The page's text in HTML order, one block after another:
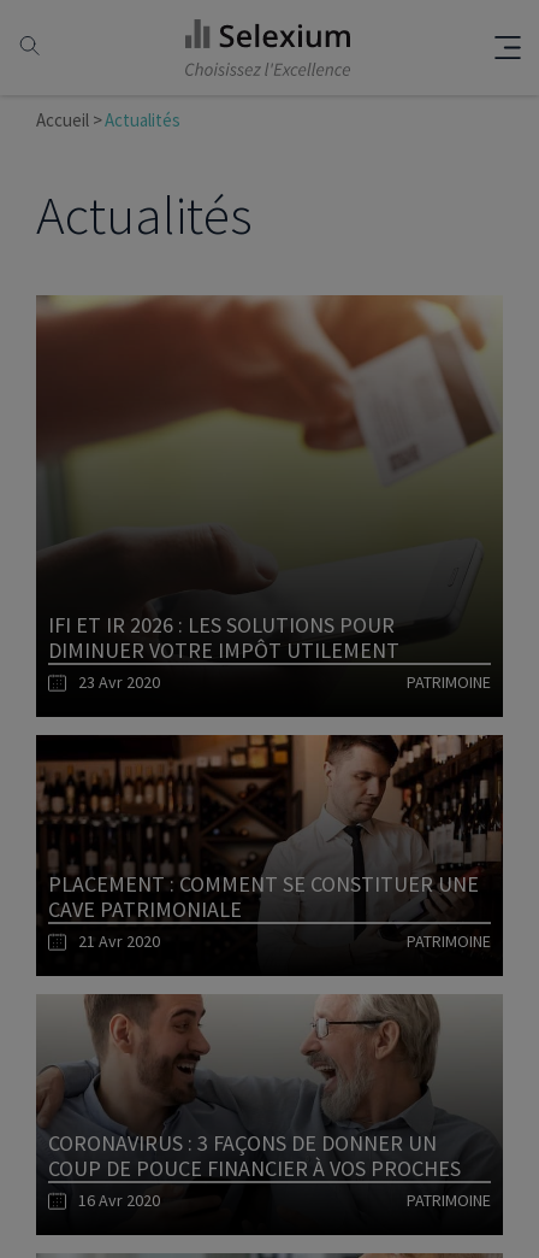
Accueil Actualités
Actualités
IFI ET IR 2026 : LES SOLUTIONS POUR
DIMINUER VOTRE IMPÔT UTILEMENT
23 Avr 2020 PATRIMOINE
Lire l'article
PLACEMENT : COMMENT SE CONSTITUER UNE
CAVE PATRIMONIALE
21 Avr 2020 PATRIMOINE
Lire l'article
CORONAVIRUS : 3 FAÇONS DE DONNER UN
COUP DE POUCE FINANCIER À VOS PROCHES
16 Avr 2020 PATRIMOINE